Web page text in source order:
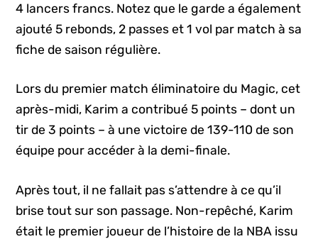
4 lancers francs. Notez que le garde a également
ajouté 5 rebonds, 2 passes et 1 vol par match à sa
fiche de saison régulière.
Lors du premier match éliminatoire du Magic, cet
après-midi, Karim a contribué 5 points – dont un
tir de 3 points – à une victoire de 139-110 de son
équipe pour accéder à la demi-finale.
Après tout, il ne fallait pas s’attendre à ce qu’il
brise tout sur son passage. Non-repêché, Karim
était le premier joueur de l’histoire de la NBA issu